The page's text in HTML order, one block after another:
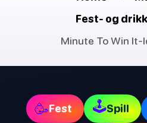
Fest- og
Minute To Win It-
🥳Fest 🕹Spill